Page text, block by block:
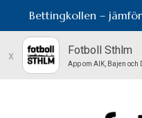
Bettingkollen –
x Fotboll Sthlm
App om AIK, Bajen och